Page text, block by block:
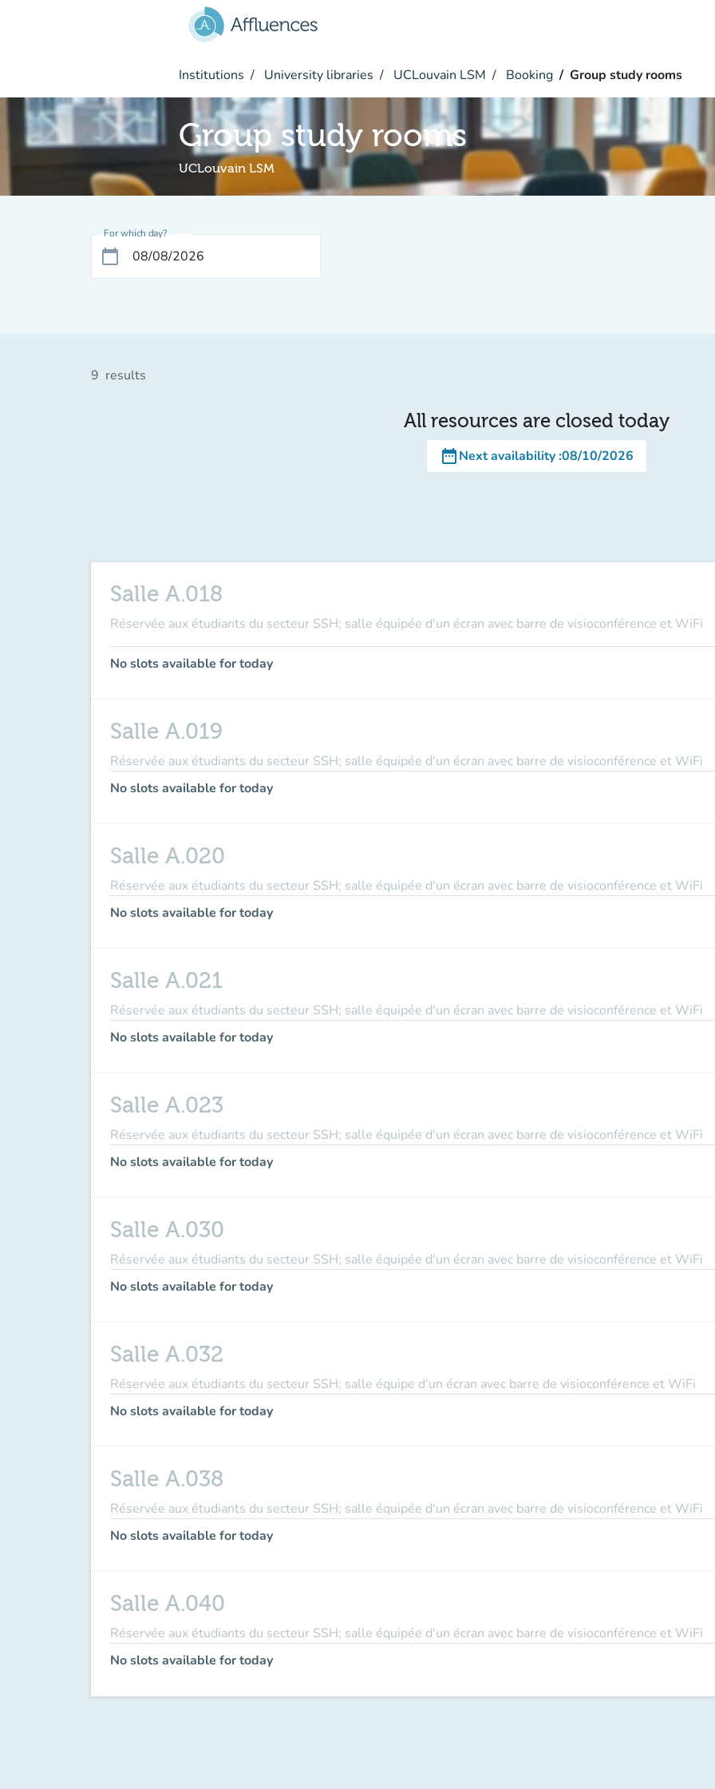
Institutions University libraries UCLouvain LSM Booking Group study rooms
Group study rooms
UCLouvain LSM
For which day?
calendar_today
9 results
All resources are closed today
date_rangeNext availability:08/10/2026
Salle A.018
Réservée aux étudiants du secteur SSH; salle équipée d'un écran avec barre de visioconférence et WiFi
No slots available for today
Salle A.019
Réservée aux étudiants du secteur SSH; salle équipée d'un écran avec barre de visioconférence et WiFi
No slots available for today
Salle A.020
Réservée aux étudiants du secteur SSH; salle équipée d'un écran avec barre de visioconférence et WiFi
No slots available for today
Salle A.021
Réservée aux étudiants du secteur SSH; salle équipée d'un écran avec barre de visioconférence et WiFi
No slots available for today
Salle A.023
Réservée aux étudiants du secteur SSH; salle équipée d'un écran avec barre de visioconférence et WiFi
No slots available for today
Salle A.030
Réservée aux étudiants du secteur SSH; salle équipée d'un écran avec barre de visioconférence et WiFi
No slots available for today
Salle A.032
Réservée aux étudiants du secteur SSH; salle équipe d'un écran avec barre de visioconférence et WiFi
No slots available for today
Salle A.038
Réservée aux étudiants du secteur SSH; salle équipée d'un écran avec barre de visioconférence et WiFi
No slots available for today
Salle A.040
Réservée aux étudiants du secteur SSH; salle équipée d'un écran avec barre de visioconférence et WiFi
No slots available for today